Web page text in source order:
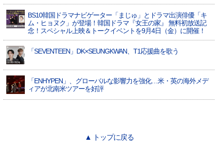
BS10韓国ドラマナビゲーター「まじゅ」とドラマ出演俳優「キ
ム・ヒョヌク」が登場！韓国ドラマ『女王の家』 無料初放送記
念！スペシャル上映＆トークイベントを9月4日（金）に開催！
「SEVENTEEN」DK×SEUNGKWAN、T1応援曲を歌う
「ENHYPEN」、グローバルな影響力を強化…米・英の海外メデ
ィアが北南米ツアーを好評
▲ トップに戻る